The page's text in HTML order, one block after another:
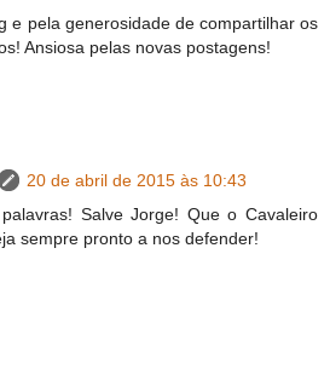
e pela generosidade de compartilhar os
Ansiosa pelas novas postagens!
20 de abril de 2015 às 10:43
Salve Jorge! Que o Cavaleiro
sempre pronto a nos defender!